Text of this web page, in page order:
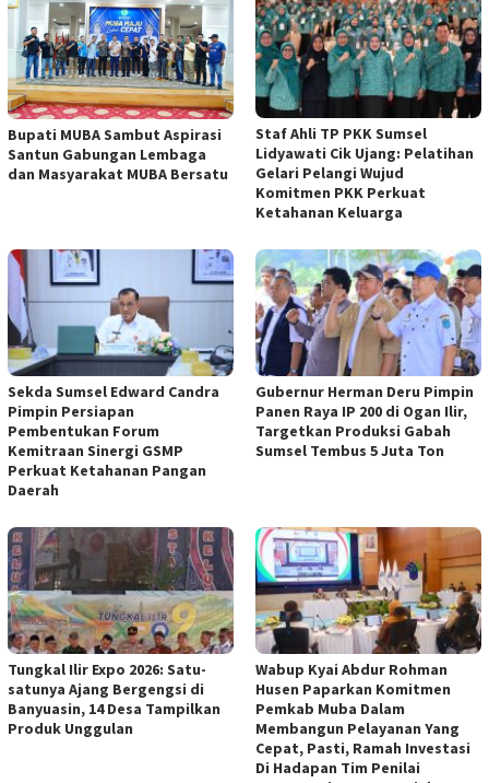
Bupati MUBA Sambut Aspirasi
Santun Gabungan Lembaga
dan Masyarakat MUBA Bersatu
Staf Ahli TP PKK Sumsel
Lidyawati Cik Ujang: Pelatihan
Gelari Pelangi Wujud
Komitmen PKK Perkuat
Ketahanan Keluarga
Sekda Sumsel Edward Candra
Pimpin Persiapan
Pembentukan Forum
Kemitraan Sinergi GSMP
Perkuat Ketahanan Pangan
Daerah
Gubernur Herman Deru Pimpin
Panen Raya IP 200 di Ogan Ilir,
Targetkan Produksi Gabah
Sumsel Tembus 5 Juta Ton
Tungkal Ilir Expo 2026: Satu-
satunya Ajang Bergengsi di
Banyuasin, 14 Desa Tampilkan
Produk Unggulan
Wabup Kyai Abdur Rohman
Husen Paparkan Komitmen
Pemkab Muba Dalam
Membangun Pelayanan Yang
Cepat, Pasti, Ramah Investasi
Di Hadapan Tim Penilai